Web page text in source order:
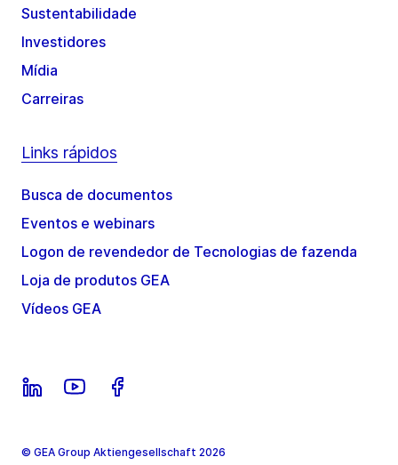
Sustentabilidade
Investidores
Mídia
Carreiras
Links rápidos
Busca de documentos
Eventos e webinars
Logon de revendedor de Tecnologias de fazenda
Loja de produtos GEA
Vídeos GEA
© GEA Group Aktiengesellschaft 2026